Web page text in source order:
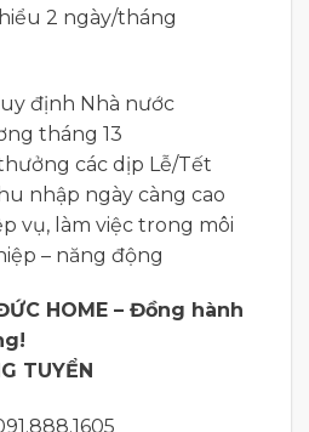
2 ngày/tháng
định Nhà nước
tháng 13
các dịp Lễ/Tết
nhập ngày càng cao
vụ, làm việc trong môi
– năng động
HOME – Đồng hành
TUYỂN